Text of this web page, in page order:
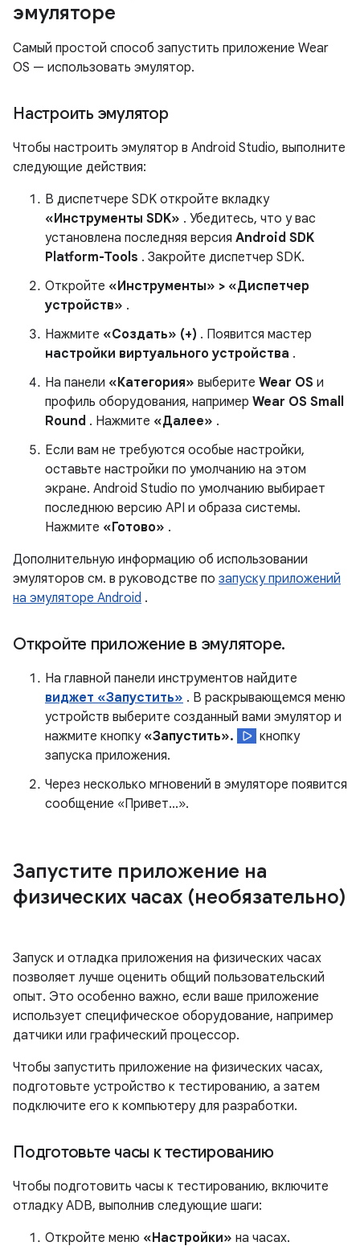
эмуляторе
Самый простой способ запустить приложение Wear
OS — использовать эмулятор.
Настроить эмулятор
Чтобы настроить эмулятор в Android Studio, выполните
следующие действия:
В диспетчере SDK откройте вкладку
«Инструменты SDK» . Убедитесь, что у вас
установлена ​​последняя версия Android SDK
Platform-Tools . Закройте диспетчер SDK.
Откройте «Инструменты» > «Диспетчер
устройств» .
Нажмите «Создать» (+) . Появится мастер
настройки виртуального устройства .
На панели «Категория» выберите Wear OS и
профиль оборудования, например Wear OS Small
Round . Нажмите «Далее» .
Если вам не требуются особые настройки,
оставьте настройки по умолчанию на этом
экране. Android Studio по умолчанию выбирает
последнюю версию API и образа системы.
Нажмите «Готово» .
Дополнительную информацию об использовании
эмуляторов см. в руководстве по запуску приложений
на эмуляторе Android .
Откройте приложение в эмуляторе.
На главной панели инструментов найдите
виджет «Запустить» . В раскрывающемся меню
устройств выберите созданный вами эмулятор и
нажмите кнопку «Запустить».
кнопку
запуска приложения.
Через несколько мгновений в эмуляторе появится
сообщение «Привет...».
Запустите приложение на
физических часах (необязательно)
Запуск и отладка приложения на физических часах
позволяет лучше оценить общий пользовательский
опыт. Это особенно важно, если ваше приложение
использует специфическое оборудование, например
датчики или графический процессор.
Чтобы запустить приложение на физических часах,
подготовьте устройство к тестированию, а затем
подключите его к компьютеру для разработки.
Подготовьте часы к тестированию
Чтобы подготовить часы к тестированию, включите
отладку ADB, выполнив следующие шаги:
Откройте меню «Настройки» на часах.